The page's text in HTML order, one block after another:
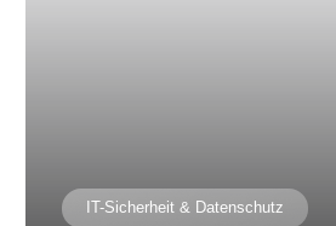
IT-Sicherheit & Datenschutz